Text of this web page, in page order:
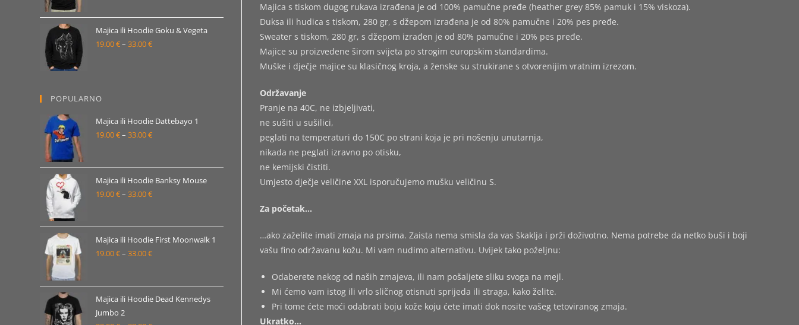
Majica s tiskom dugog rukava izrađena je od 100% pamučne pređe (heather grey 85% pamuk i 15% viskoza).
Duksa ili hudica s tiskom, 280 gr, s džepom izrađena je od 80% pamučne i 20% pes pređe.
Sweater s tiskom, 280 gr, s džepom izrađen je od 80% pamučne i 20% pes pređe.
Majice su proizvedene širom svijeta po strogim europskim standardima.
Muške i dječje majice su klasičnog kroja, a ženske su strukirane s otvorenijim vratnim izrezom.
Održavanje
Pranje na 40C, ne izbjeljivati,
ne sušiti u sušilici,
peglati na temperaturi do 150C po strani koja je pri nošenju unutarnja,
nikada ne peglati izravno po otisku,
ne kemijski čistiti.
Umjesto dječje veličine XXL isporučujemo mušku veličinu S.
Za početak…
…ako zaželite imati zmaja na prsima. Zaista nema smisla da vas škaklja i prži doživotno. Nema potrebe da netko buši i boji
vašu fino održavanu kožu. Mi vam nudimo alternativu. Uvijek tako poželjnu:
Odaberete nekog od naših zmajeva, ili nam pošaljete sliku svoga na mejl.
Mi ćemo vam istog ili vrlo sličnog otisnuti sprijeda ili straga, kako želite.
Pri tome ćete moći odabrati boju kože koju ćete imati dok nosite vašeg tetoviranog zmaja.
Ukratko…
od
19.00 €
do
Majica ili Hoodie Goku & Vegeta
19.00€– 33.00€Raspon
33.00 €
POPULARNO
Majica ili Hoodie Dattebayo 1
19.00€– 33.00€Raspon
od
19.00 €
do
Majica ili Hoodie Banksy Mouse
19.00€– 33.00€Raspon
od
19.00 €
do
Majica ili Hoodie First Moonwalk 1
19.00€– 33.00€Raspon
od
19.00 €
Majica ili Hoodie Dead Kennedys
Jumbo 2